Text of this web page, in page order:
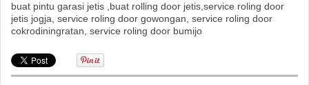
buat pintu garasi jetis ,buat rolling door jetis,service roling door
jetis jogja, service roling door gowongan, service roling door
cokrodiningratan, service roling door bumijo